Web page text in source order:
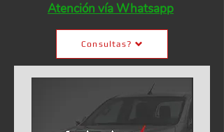
Atención vía Whatsapp
Consultas?